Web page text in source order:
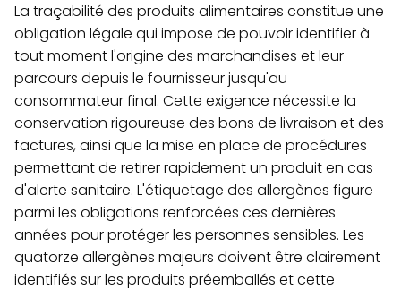
La traçabilité des produits alimentaires constitue une
obligation légale qui impose de pouvoir identifier à
tout moment l'origine des marchandises et leur
parcours depuis le fournisseur jusqu'au
consommateur final. Cette exigence nécessite la
conservation rigoureuse des bons de livraison et des
factures, ainsi que la mise en place de procédures
permettant de retirer rapidement un produit en cas
d'alerte sanitaire. L'étiquetage des allergènes figure
parmi les obligations renforcées ces dernières
années pour protéger les personnes sensibles. Les
quatorze allergènes majeurs doivent être clairement
identifiés sur les produits préemballés et cette